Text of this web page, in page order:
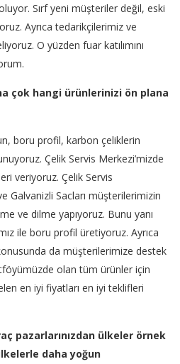
Sırf yeni müşteriler değil, eski
Ayrıca tedarikçilerimiz ve
O yüzden fuar katılımını
çok hangi ürünlerinizi ön plana
boru profil, karbon çeliklerin
Çelik Servis Merkezi’mizde
veriyoruz. Çelik Servis
Galvanizli Sacları müşterilerimizin
ve dilme yapıyoruz. Bunu yanı
ile boru profil üretiyoruz. Ayrıca
da müşterilerimize destek
olan tüm ürünler için
en iyi fiyatları en iyi teklifleri
pazarlarınızdan ülkeler örnek
daha yoğun